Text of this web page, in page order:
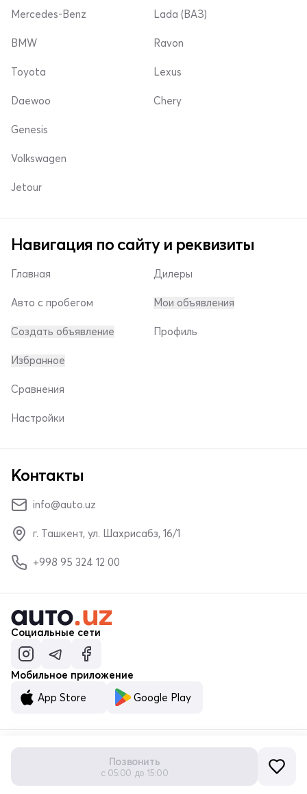
Позвонить
с 05:00 до 15:00
Mercedes-Benz Lada (ВАЗ)
BMW
Toyota
Daewoo
Ravon
Lexus
Chery
Genesis
Volkswagen
Jetour
Навигация по сайту и реквизиты
Главная
Авто с пробегом
Создать объявление
Дилеры
Мои объявления
Профиль
Избранное
Сравнения
Настройки
Контакты
info@auto.uz
г. Ташкент, ул. Шахрисабз, 16/1
+998 95 324 12 00
Социальные сети
Мобильное приложение
App Store
Google Play
© ООО «MALUMOTNOMA» 2023–2026